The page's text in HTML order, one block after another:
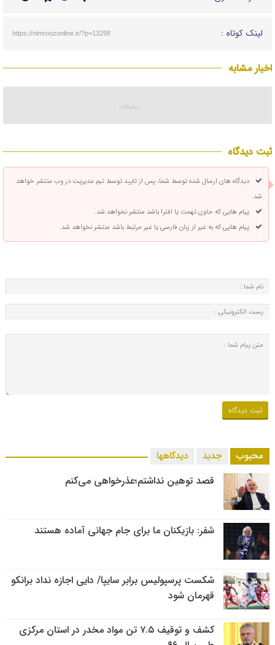
لینک کوتاه : https://nimroozonline.ir/?p=13298
اخبار مشابه
ثبت دیدگاه
دیدگاه های ارسال شده توسط شما، پس از تایید توسط تیم مدیریت در وب منتشر خواهد
شد.
پیام هایی که حاوی تهمت یا افترا باشد منتشر نخواهد شد.
پیام هایی که به غیر از زبان فارسی یا غیر مرتبط باشد منتشر نخواهد شد.
محبوب جدید دیدگاهها
قصد توهین نداشتم؛عذرخواهی می‌کنم
شفر: بازیکنان ما برای جام جهانی آماده هستند
شکست پرسپولیس برابر سایپا/ دایی اجازه نداد برانکو
قهرمان شود
کشف و توقیف ۷.۵ تن مواد مخدر در استان مرکزی